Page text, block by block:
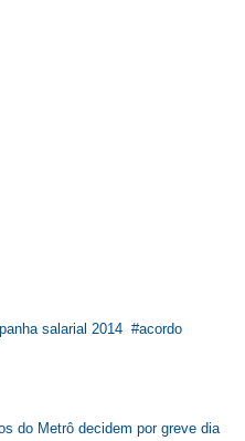
salarial 2014
acordo
do Metrô decidem por greve dia